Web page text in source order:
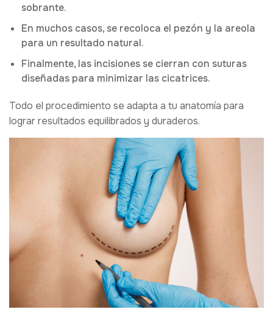
sobrante.
En muchos casos, se recoloca el pezón y la areola
para un resultado natural.
Finalmente, las incisiones se cierran con suturas
diseñadas para minimizar las cicatrices.
Todo el procedimiento se adapta a tu anatomía para
lograr resultados equilibrados y duraderos.